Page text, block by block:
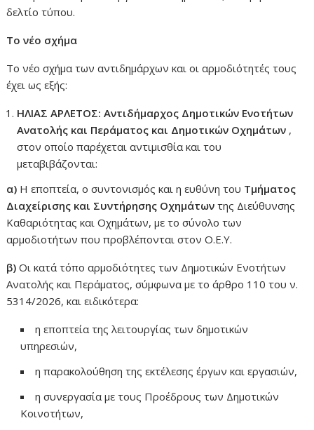
δελτίο τύπου.
Το νέο σχήμα
Το νέο σχήμα των αντιδημάρχων και οι αρμοδιότητές τους
έχει ως εξής:
ΗΛΙΑΣ ΑΡΛΕΤΟΣ: Αντιδήμαρχος Δημοτικών Ενοτήτων
Ανατολής και Περάματος και Δημοτικών Οχημάτων ,
στον οποίο παρέχεται αντιμισθία και του
μεταβιβάζονται:
α) Η εποπτεία, ο συντονισμός και η ευθύνη του Τμήματος
Διαχείρισης και Συντήρησης Οχημάτων της Διεύθυνσης
Καθαριότητας και Οχημάτων, με το σύνολο των
αρμοδιοτήτων που προβλέπονται στον Ο.Ε.Υ.
β) Οι κατά τόπο αρμοδιότητες των Δημοτικών Ενοτήτων
Ανατολής και Περάματος, σύμφωνα με το άρθρο 110 του ν.
5314/2026, και ειδικότερα:
η εποπτεία της λειτουργίας των δημοτικών
υπηρεσιών,
η παρακολούθηση της εκτέλεσης έργων και εργασιών,
η συνεργασία με τους Προέδρους των Δημοτικών
Κοινοτήτων,